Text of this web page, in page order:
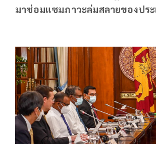
มาซ่อมแซมภาวะล่มสลายของปร